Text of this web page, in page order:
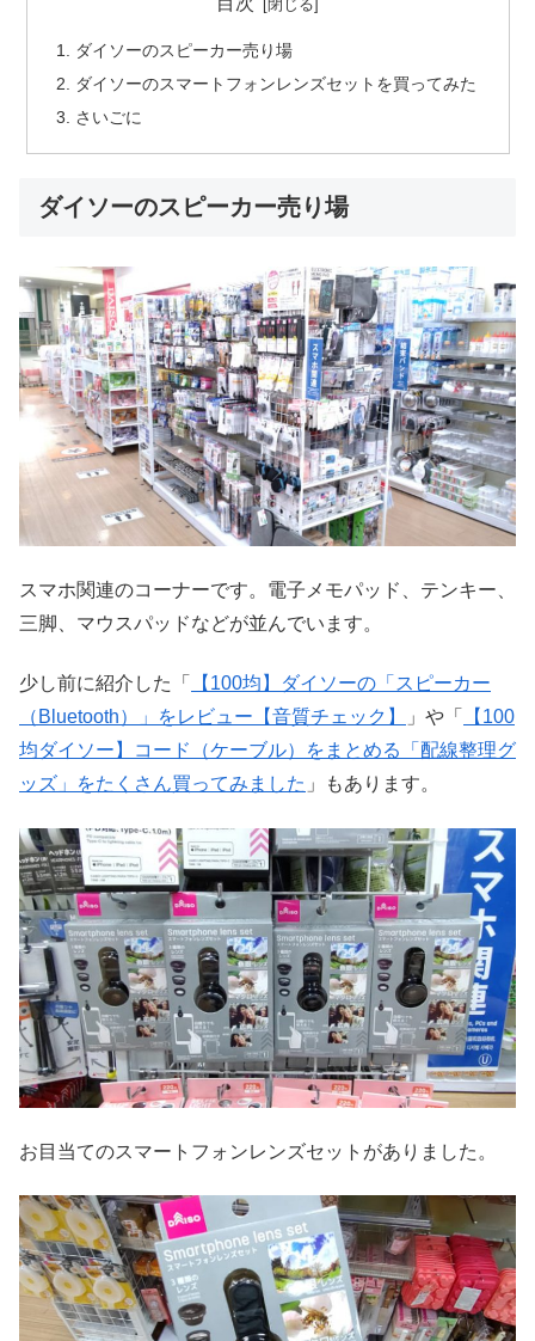
ダイソーのスピーカー売り場
ダイソーのスマートフォンレンズセットを買ってみた
さいごに
ダイソーのスピーカー売り場
スマホ関連のコーナーです。電子メモパッド、テンキー、
三脚、マウスパッドなどが並んでいます。
少し前に紹介した「
【100均】ダイソーの「スピーカー
（Bluetooth）」をレビュー【音質チェック】
」や「
【100
均ダイソー】コード（ケーブル）をまとめる「配線整理グ
ッズ」をたくさん買ってみました 」もあります。
お目当てのスマートフォンレンズセットがありました。